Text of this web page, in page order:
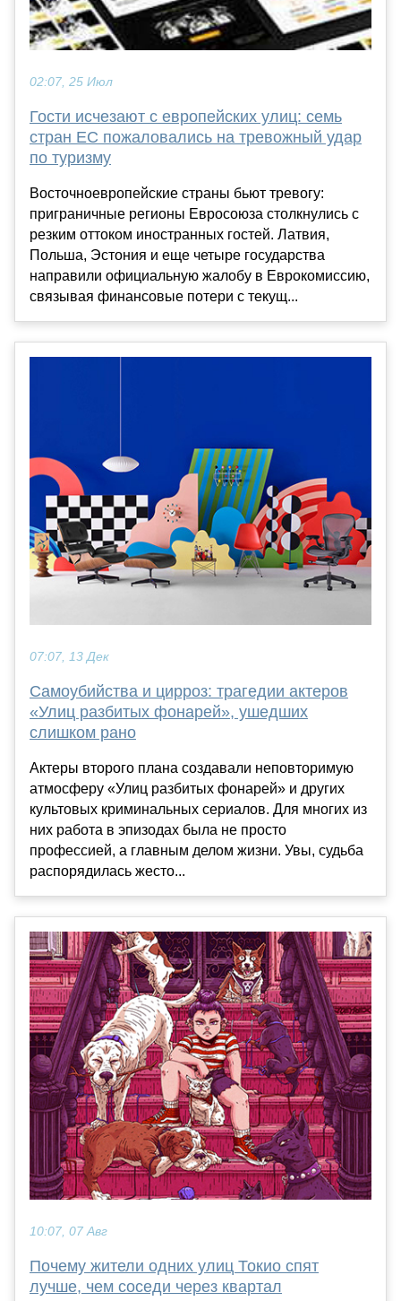
02:07, 25 Июл
Гости исчезают с европейских улиц: семь
стран ЕС пожаловались на тревожный удар
по туризму
Восточноевропейские страны бьют тревогу:
приграничные регионы Евросоюза столкнулись с
резким оттоком иностранных гостей. Латвия,
Польша, Эстония и еще четыре государства
направили официальную жалобу в Еврокомиссию,
связывая финансовые потери с текущ...
07:07, 13 Дек
Самоубийства и цирроз: трагедии актеров
«Улиц разбитых фонарей», ушедших
слишком рано
Актеры второго плана создавали неповторимую
атмосферу «Улиц разбитых фонарей» и других
культовых криминальных сериалов. Для многих из
них работа в эпизодах была не просто
профессией, а главным делом жизни. Увы, судьба
распорядилась жесто...
10:07, 07 Авг
Почему жители одних улиц Токио спят
лучше, чем соседи через квартал